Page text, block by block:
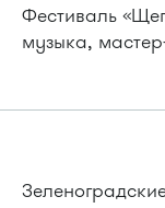
Фестиваль
музыка,